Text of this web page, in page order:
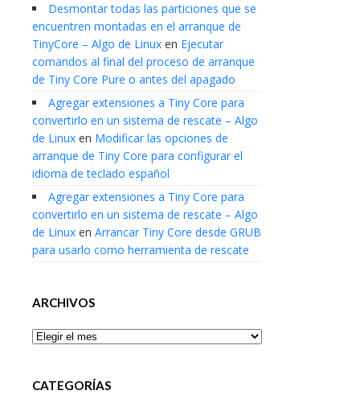
Desmontar todas las particiones que se
encuentren montadas en el arranque de
TinyCore – Algo de Linux en Ejecutar
comandos al final del proceso de arranque
de Tiny Core Pure o antes del apagado
Agregar extensiones a Tiny Core para
convertirlo en un sistema de rescate – Algo
de Linux en Modificar las opciones de
arranque de Tiny Core para configurar el
idioma de teclado español
Agregar extensiones a Tiny Core para
convertirlo en un sistema de rescate – Algo
de Linux en Arrancar Tiny Core desde GRUB
para usarlo como herramienta de rescate
ARCHIVOS
Archivos
CATEGORÍAS